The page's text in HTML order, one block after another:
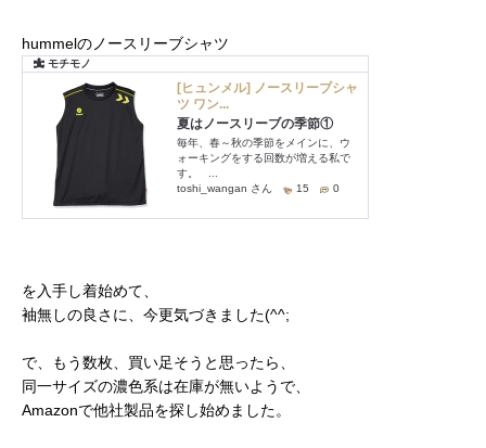
hummelのノースリーブシャツ
を入手し着始めて、
袖無しの良さに、今更気づきました(^^;
で、もう数枚、買い足そうと思ったら、
同一サイズの濃色系は在庫が無いようで、
Amazonで他社製品を探し始めました。